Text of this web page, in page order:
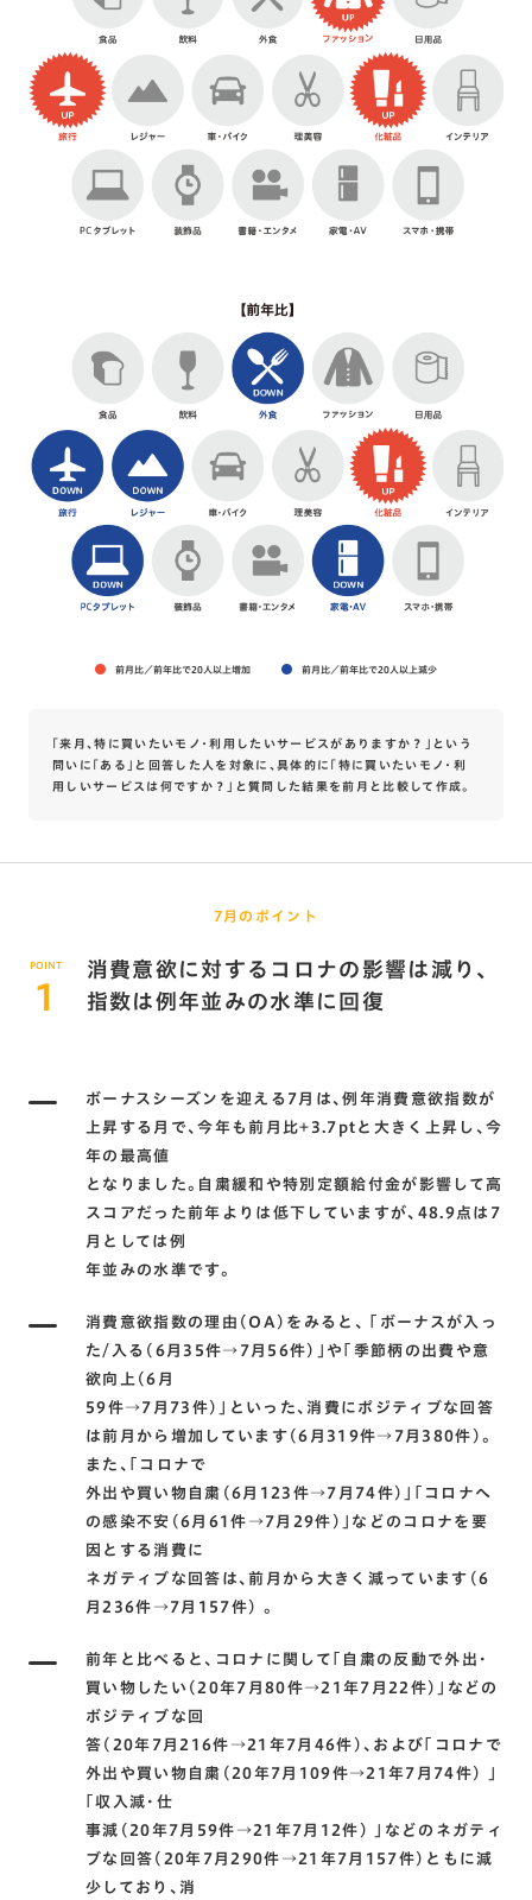
前月比／前年比で20人以上増加 前月比／前年比で20人以上減少
「来月、特に買いたいモノ・利用したいサービスがありますか？」という
問いに「ある」と回答した人を対象に、具体的に「特に買いたいモノ・利
用しいサービスは何ですか？」と質問した結果を前月と比較して作成。
7月のポイント
POINT
1
消費意欲に対するコロナの影響は減り､
指数は例年並みの水準に回復
ボーナスシーズンを迎える7月は､例年消費意欲指数が
上昇する月で､今年も前月比+3.7ptと大きく上昇し､今
年の最高値
となりました。自粛緩和や特別定額給付金が影響して高
スコアだった前年よりは低下していますが､48.9点は7
月としては例
年並みの水準です。
消費意欲指数の理由(OA)をみると､ ｢ボーナスが入っ
た/入る(6月35件→7月56件)｣や｢季節柄の出費や意
欲向上(6月
59件→7月73件)｣といった､消費にポジティブな回答
は前月から増加しています(6月319件→7月380件)。
また､｢コロナで
外出や買い物自粛(6月123件→7月74件)｣｢コロナへ
の感染不安(6月61件→7月29件)｣などのコロナを要
因とする消費に
ネガティブな回答は､前月から大きく減っています(6
月236件→7月157件) 。
前年と比べると､コロナに関して｢自粛の反動で外出･
買い物したい(20年7月80件→21年7月22件)｣などの
ボジティブな回
答(20年7月216件→21年7月46件)､および｢コロナで
外出や買い物自粛(20年7月109件→21年7月74件) ｣
｢収入減･仕
事減(20年7月59件→21年7月12件) ｣などのネガティ
ブな回答(20年7月290件→21年7月157件)ともに減
少しており､消